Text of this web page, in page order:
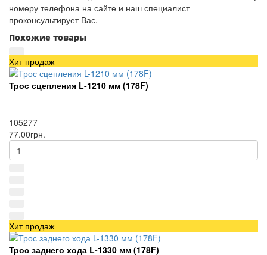
номеру телефона на сайте и наш специалист
проконсультирует Вас.
Похожие товары
Хит продаж
Трос сцепления L-1210 мм (178F)
105277
77.00грн.
Хит продаж
Трос заднего хода L-1330 мм (178F)